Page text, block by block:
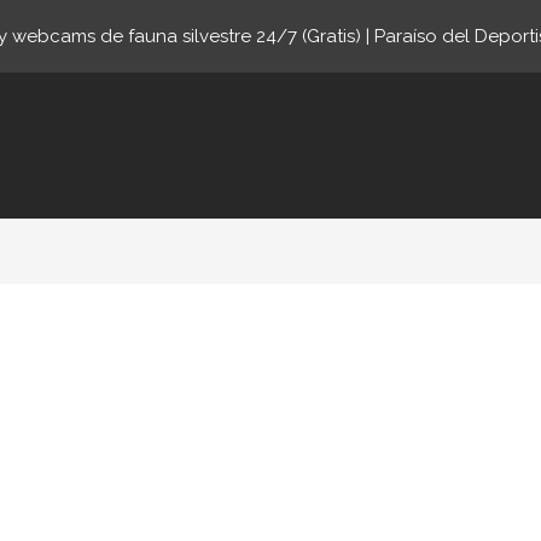
webcams de fauna silvestre 24/7 (Gratis) | Paraíso del